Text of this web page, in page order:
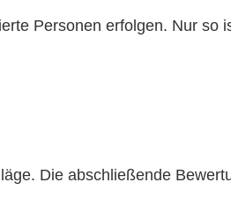
Personen erfolgen. Nur so
Die abschließende